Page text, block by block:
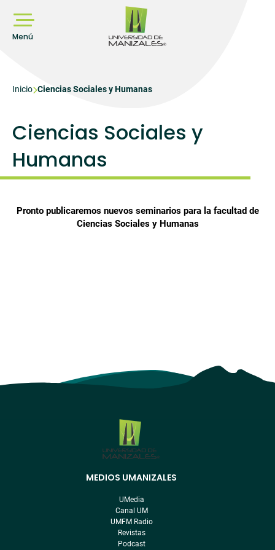
contenido
principal
Menú
Sobrescribir
de
ayuda
a
la
Inicio Ciencias Sociales y Humanas
Ciencias Sociales y
Humanas
Pronto publicaremos nuevos seminarios para la facultad de
Ciencias Sociales y Humanas
MEDIOS UMANIZALES
UMedia
Canal UM
UMFM Radio
Revistas
Podcast